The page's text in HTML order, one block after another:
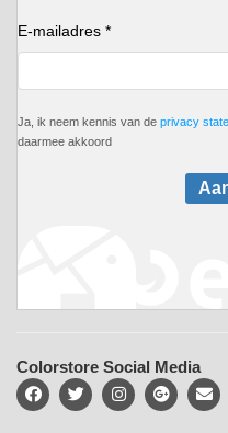
E-mailadres *
Ja, ik neem kennis van de privacy
daarmee akkoord
Colorstore Social Media